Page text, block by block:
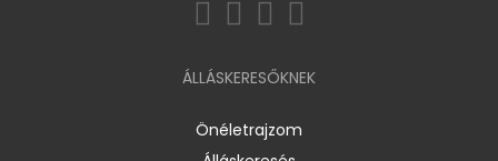
ÁLLÁSKERESŐKNEK
Önéletrajzom